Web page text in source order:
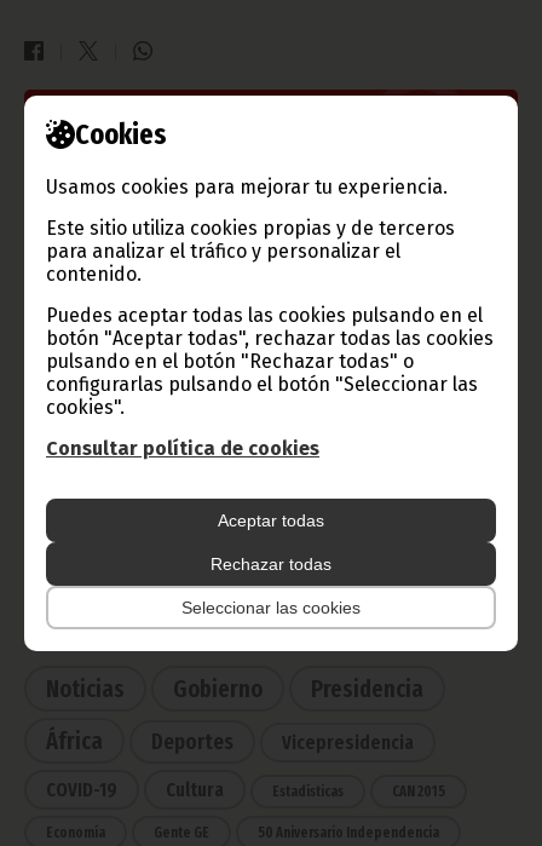
Cookies
Usamos cookies para mejorar tu experiencia.
Este sitio utiliza cookies propias y de terceros
para analizar el tráfico y personalizar el
contenido.
Puedes aceptar todas las cookies pulsando en el
botón "Aceptar todas", rechazar todas las cookies
pulsando en el botón "Rechazar todas" o
configurarlas pulsando el botón "Seleccionar las
cookies".
Consultar política de cookies
Aceptar todas
Rechazar todas
Seleccionar las cookies
Gobierno e Instituciones
Información de Guinea Ecuatorial
TVGE
Radio Nacional de Guinea
Ecuatorial
Haz click aquí para escuchar ahora
CATEGORÍAS
Noticias Gobierno
Presidencia
África
Deportes Vicepresidencia
COVID-19 Cultura Estadísticas CAN 2015
Economía Gente GE 50 Aniversario Independencia